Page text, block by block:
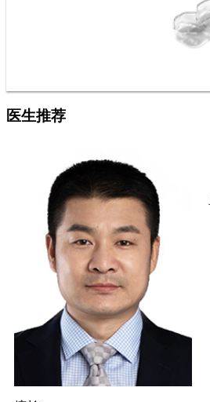
医生推荐